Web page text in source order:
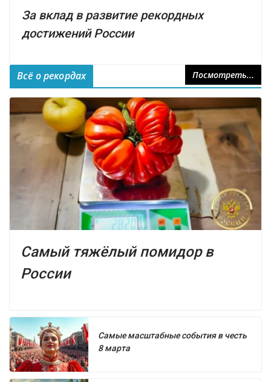
За вклад в развитие рекордных
достижений России
Всё о рекордах Посмотреть...
Самый тяжёлый помидор в
России
Самые масштабные события в честь
8 марта